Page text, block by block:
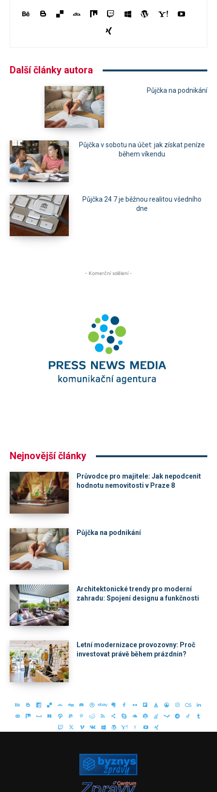
Další články autora
Půjčka na podnikání
Půjčka v sobotu na účet: jak získat peníze
během víkendu
Půjčka 24 7 je běžnou realitou všedního
dne
- Komerční sdělení -
Nejnovější články
Průvodce pro majitele: Jak nepodcenit
hodnotu nemovitosti v Praze 8
Půjčka na podnikání
Architektonické trendy pro moderní
zahradu: Spojení designu a funkčnosti
Letní modernizace provozovny: Proč
investovat právě během prázdnin?